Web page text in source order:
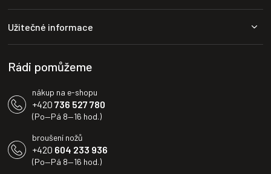
Užitečné informace
Rádi pomůžeme
nákup na e-shopu
+420 736 527 780
(Po—Pá 8—16 hod.)
broušení nožů
+420 604 233 936
(Po—Pá 8—16 hod.)